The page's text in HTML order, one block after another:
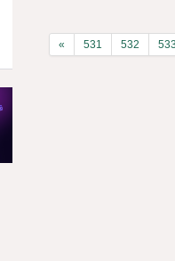
« 531 532